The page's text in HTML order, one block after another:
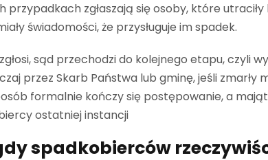
przypadkach zgłaszają się osoby, które
świadomości, że przysługuje im spadek.
sąd przechodzi do kolejnego etapu, czyli
przez Skarb Państwa lub gminę, jeśli zmarły
formalnie kończy się postępowanie, a
ostatniej instancji
spadkobierców